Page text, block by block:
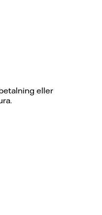
eller